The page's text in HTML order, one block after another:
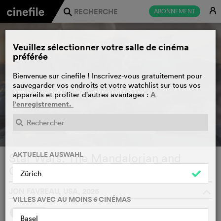
ABONNEMENT E
j
Star Wars: The Mandalorian and
Grogu
Veuillez sélectionner votre salle de cinéma
préférée
Bienvenue sur cinefile ! Inscrivez-vous gratuitement pour
sauvegarder vos endroits et votre watchlist sur tous vos
appareils et profiter d'autres avantages : A
l'enregistrement.
AKTUELLE AUSWAHL
Zürich
VILLES AVEC AU MOINS 6 CINÉMAS
Basel